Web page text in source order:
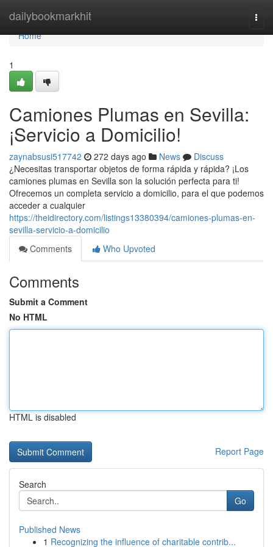
dailybookmarkhit
Home
Home
1
Camiones Plumas en Sevilla:
¡Servicio a Domicilio!
zaynabsusi517742 272 days ago News
Discuss
¿Necesitas transportar objetos de forma rápida y rápida? ¡Los
camiones plumas en Sevilla son la solución perfecta para ti!
Ofrecemos un completa servicio a domicilio, para el que podemos
acceder a cualquier
https://theidirectory.com/listings13380394/camiones-plumas-en-
sevilla-servicio-a-domicilio
Comments
Who Upvoted
Comments
Submit a Comment
No HTML
HTML is disabled
Report Page
Search
Go
Published News
1 Recognizing the influence of charitable contrib...